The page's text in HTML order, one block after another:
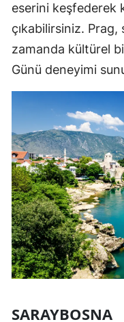
eserini keşfederek
çıkabilirsiniz.
zamanda kültürel
Günü deneyimi
SARAYBOSNA